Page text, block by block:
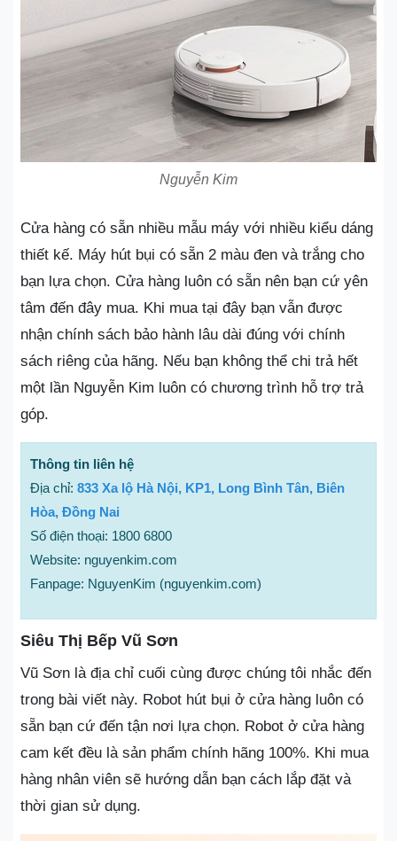
Nguyễn Kim
Cửa hàng có sẵn nhiều mẫu máy với nhiều kiểu dáng
thiết kế. Máy hút bụi có sẵn 2 màu đen và trắng cho
bạn lựa chọn. Cửa hàng luôn có sẵn nên bạn cứ yên
tâm đến đây mua. Khi mua tại đây bạn vẫn được
nhận chính sách bảo hành lâu dài đúng với chính
sách riêng của hãng. Nếu bạn không thể chi trả hết
một lần Nguyễn Kim luôn có chương trình hỗ trợ trả
góp.
Thông tin liên hệ
Địa chỉ: 833 Xa lộ Hà Nội, KP1, Long Bình Tân, Biên
Hòa, Đồng Nai
Số điện thoại: 1800 6800
Website: nguyenkim.com
Fanpage: NguyenKim (nguyenkim.com)
Siêu Thị Bếp Vũ Sơn
Vũ Sơn là địa chỉ cuối cùng được chúng tôi nhắc đến
trong bài viết này. Robot hút bụi ở cửa hàng luôn có
sẵn bạn cứ đến tận nơi lựa chọn. Robot ở cửa hàng
cam kết đều là sản phẩm chính hãng 100%. Khi mua
hàng nhân viên sẽ hướng dẫn bạn cách lắp đặt và
thời gian sử dụng.